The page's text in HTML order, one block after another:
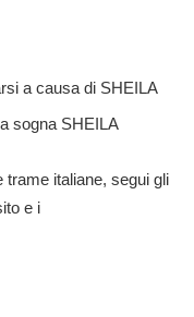
a causa di SHEILA
sogna SHEILA
trame italiane, segui gli
e i